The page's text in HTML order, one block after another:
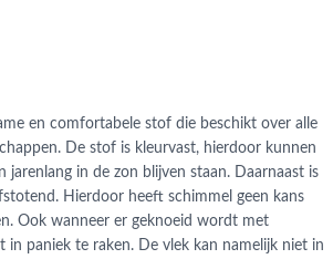
en comfortabele stof die beschikt over alle
De stof is kleurvast, hierdoor kunnen
jarenlang in de zon blijven staan. Daarnaast is
Hierdoor heeft schimmel geen kans
Ook wanneer er geknoeid wordt met
in paniek te raken. De vlek kan namelijk niet in